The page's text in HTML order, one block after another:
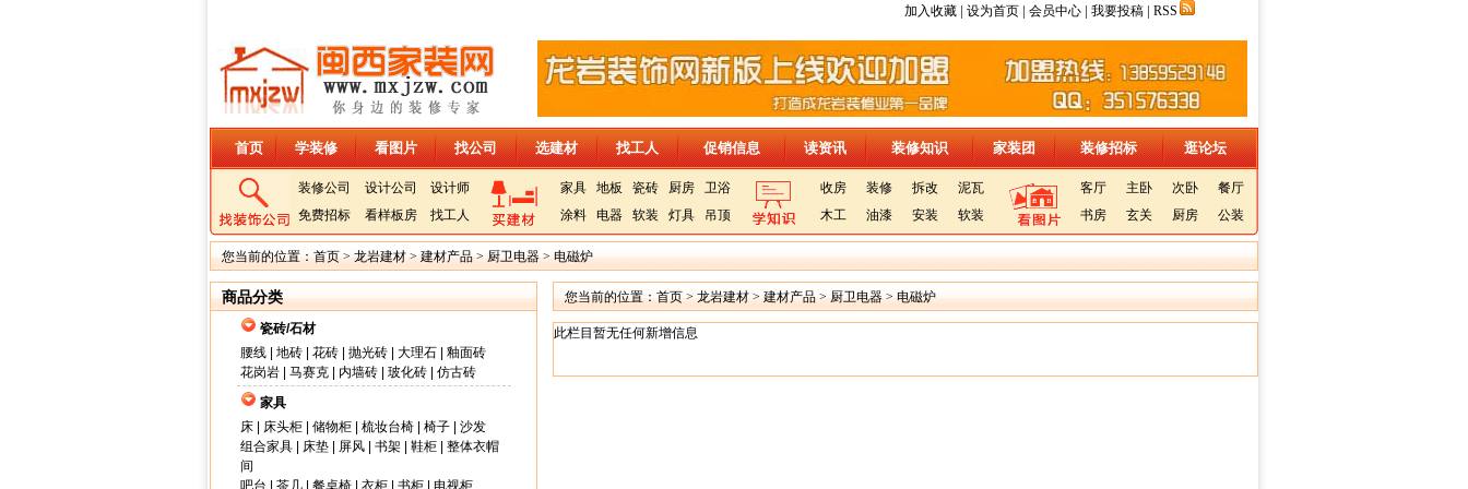
加入收藏 | 设为首页 | 会员中心 | 我要投稿 | RSS
首页 学装修 看图片 找公司 选建材 找工人 促销信息 读资讯 装修知识 家装团 装修招标 逛论坛
装修公司 设计公司
设计师
免费招标
看样板房 找工人
家具 地板 瓷砖 厨房
卫浴
涂料
电器 软装 灯具 吊顶
收房 装修 拆改
泥瓦
木工
油漆 安装 软装
客厅 主卧 次卧
餐厅
书房
玄关 厨房 公装
您当前的位置：首页>龙岩建材>建材产品>厨卫电器>电磁炉
商品分类
瓷砖/石材
腰线| 地砖| 花砖| 抛光砖| 大理石| 釉面砖
花岗岩| 马赛克| 内墙砖| 玻化砖| 仿古砖
家具
床| 床头柜| 储物柜| 梳妆台椅| 椅子| 沙发
组合家具| 床垫| 屏风| 书架| 鞋柜| 整体衣帽
间
吧台
茶几| 餐桌椅| 衣柜| 书柜| 电视柜
您当前的位置：首页>龙岩建材>建材产品>厨卫电器>电磁炉
此栏目暂无任何新增信息